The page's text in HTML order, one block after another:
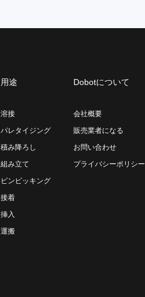
用途
溶接
パレタイジング
積み降ろし
組み立て
ビンピッキング
接着
挿入
運搬
Dobotについて
会社概要
販売業者になる
お問い合わせ
プライバシーポリシー